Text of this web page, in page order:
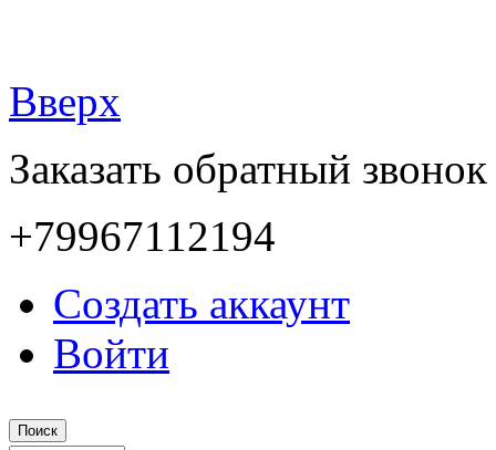
Вверх
Заказать обратный звонок
+79967112194
Создать аккаунт
Войти
Поиск